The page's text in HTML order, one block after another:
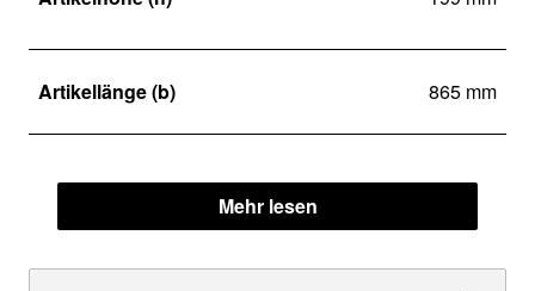
Artikellänge (b) 865 mm
Mehr lesen